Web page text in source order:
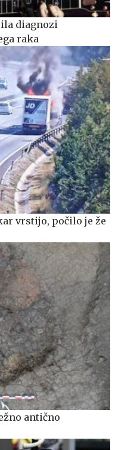
diagnozi
raka
vrstijo, počilo je že
antično